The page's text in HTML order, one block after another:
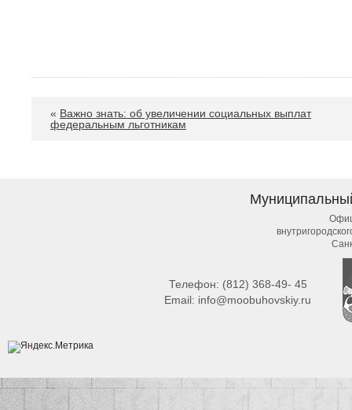
« Важно знать: об увеличении социальных выплат
федеральным льготникам
Телефон: (812) 368-49- 45
Email: info@moobuhovskiy.ru